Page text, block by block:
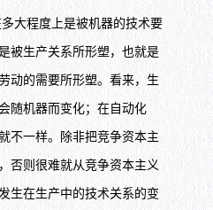
大程度上是被机器的技术要
被生产关系所形塑，也就是
动的需要所形塑。看来，生
随机器而变化；在自动化
不一样。除非把竞争资本主
否则很难就从竞争资本主义
生在生产中的技术关系的变